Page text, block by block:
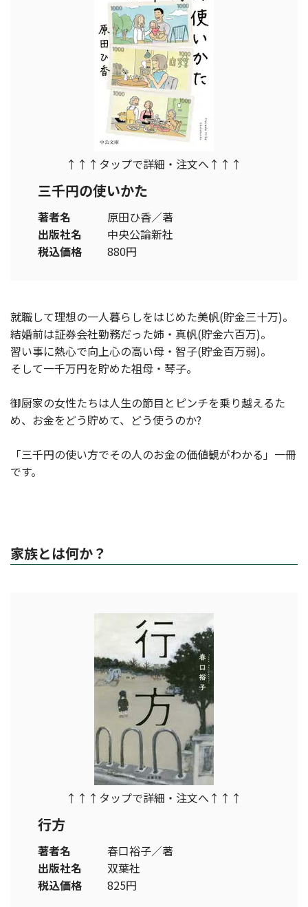
↑↑↑タップで詳細・注文へ↑↑↑
三千円の使いかた
著者名
原田ひ香／著
出版社名
中央公論新社
税込価格
880円
就職して理想の一人暮らしをはじめた美帆(貯金三十万)。
結婚前は証券会社勤務だった姉・真帆(貯金六百万)。
習い事に熱心で向上心の高い母・智子(貯金百万弱)。
そして一千万円を貯めた祖母・琴子。
御厨家の女性たちは人生の節目とピンチを乗り越えるた
め、お金をどう貯めて、どう使うのか?
「三千円の使い方でその人のお金の価値観がわかる」一冊
です。
家族とは何か？
↑↑↑タップで詳細・注文へ↑↑↑
行方
著者名
春口裕子／著
出版社名
双葉社
税込価格
825円